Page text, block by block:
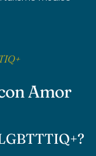
Amor